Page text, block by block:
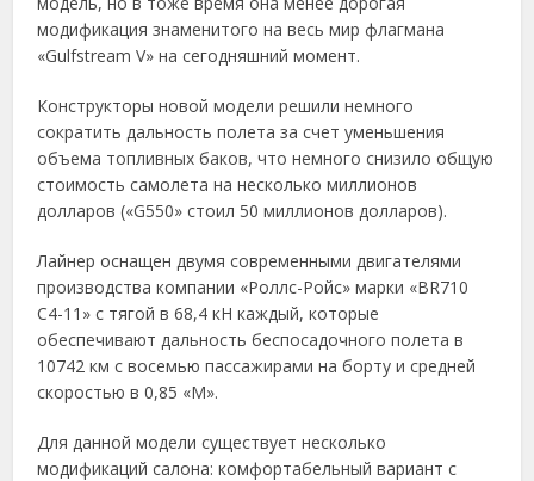
модификация знаменитого на весь мир флагмана
«Gulfstream V» на сегодняшний момент.
Конструкторы новой модели решили немного
сократить дальность полета за счет уменьшения
объема топливных баков, что немного снизило общую
стоимость самолета на несколько миллионов
долларов («G550» стоил 50 миллионов долларов).
Лайнер оснащен двумя современными двигателями
производства компании «Роллс-Ройс» марки «BR710
C4-11» с тягой в 68,4 кН каждый, которые
обеспечивают дальность беспосадочного полета в
10742 км с восемью пассажирами на борту и средней
скоростью в 0,85 «M».
Для данной модели существует несколько
модификаций салона: комфортабельный вариант с